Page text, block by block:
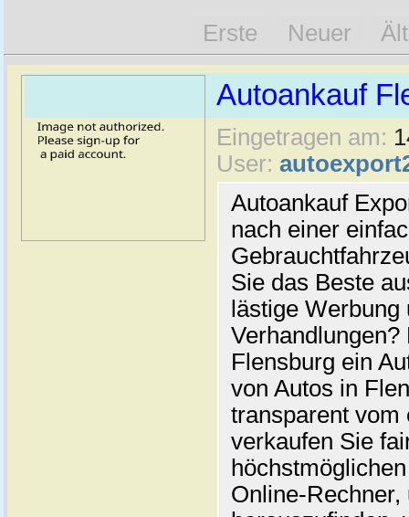
Erste Neuer
Autoankauf
Eingetragen am:
User:
Autoankauf
nach einer
Sie das Beste
lästige
Flensburg ein
von Autos in
transparent vom
verkaufen Sie
Online-